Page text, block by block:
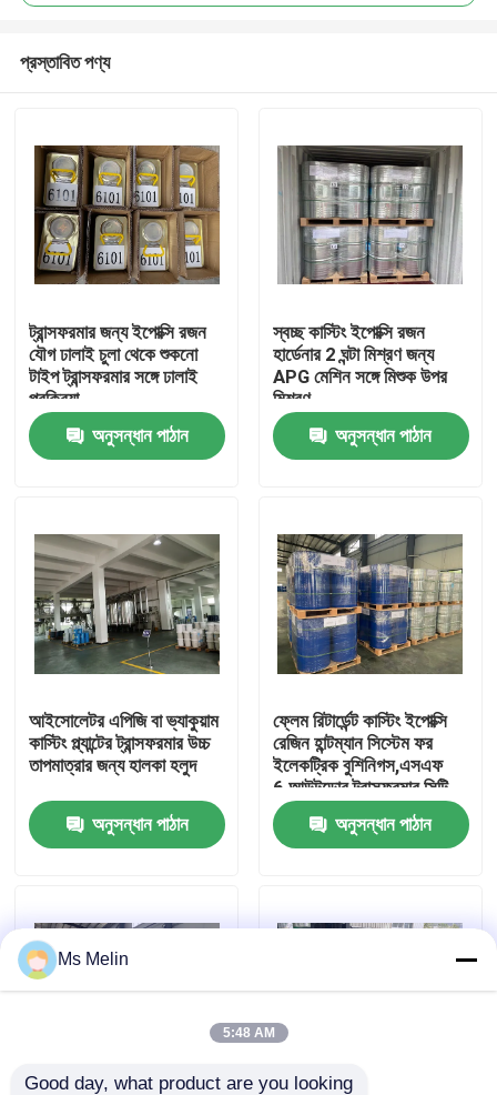
বাড়ি
আমাদের সম্পর্কে
কারখানা ভ্রমণ
মান নিয়ন্ত্রণ
আমাদের সাথে যোগাযোগ করুন
সব ক্ষেত্রেই
ঘরের তাপমাত্রা নিরাময়কারী ইপক্সি রজন
প্রস্তাবিত পণ্য
ট্রান্সফরমার জন্য ইপোক্সি রজন
যৌগ ঢালাই চুলা থেকে শুকনো
টাইপ ট্রান্সফরমার সঙ্গে ঢালাই
প্রক্রিয়া
অনুসন্ধান পাঠান
স্বচ্ছ কাস্টিং ইপোক্সি রজন
হার্ডেনার 2 ঘন্টা মিশ্রণ জন্য
APG মেশিন সঙ্গে মিশুক উপর
মিশ্রণ
অনুসন্ধান পাঠান
আইসোলেটর এপিজি বা ভ্যাকুয়াম
কাস্টিং প্ল্যান্টের ট্রান্সফরমার উচ্চ
তাপমাত্রার জন্য হালকা হলুদ
অনুসন্ধান পাঠান
ফ্লেম রিটার্ডেন্ট কাস্টিং ইপোক্সি
রেজিন হান্টম্যান সিস্টেম ফর
ইলেকট্রিক বুশিনিগস,এসএফ
6,আউটডোর ট্রান্সফরমার সিটি
পিটি
অনুসন্ধান পাঠান
Ms Melin
5:48 AM
Good day, what product are you looking